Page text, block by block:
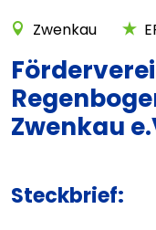
Zwenkau
Zwenkau
Steckbrief: